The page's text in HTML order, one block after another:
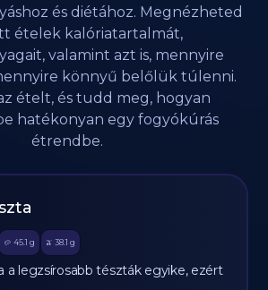
és diétához. Megnézheted
ételek kalóriatartalmát,
valamint azt is, mennyire
könnyű belőlük túlenni.
ételt, és tudd meg, hogyan
hatékonyan egy fogyókúrás
étrendbe.
🥔 45.1 g 🫒 38.1 g
a legzsírosabb tészták egyike, ezért